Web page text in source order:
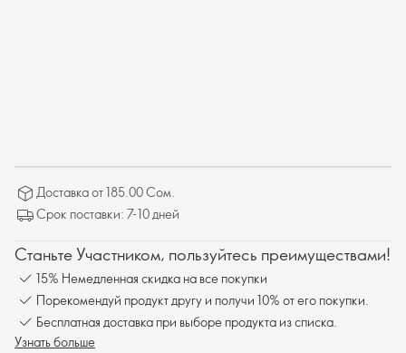
Доставка от 185.00 Сом.
Срок поставки: 7-10 дней
Станьте Участником, пользуйтесь преимуществами!
15% Немедленная скидка на все покупки
Порекомендуй продукт другу и получи 10% от его покупки.
Бесплатная доставка при выборе продукта из списка.
Узнать больше